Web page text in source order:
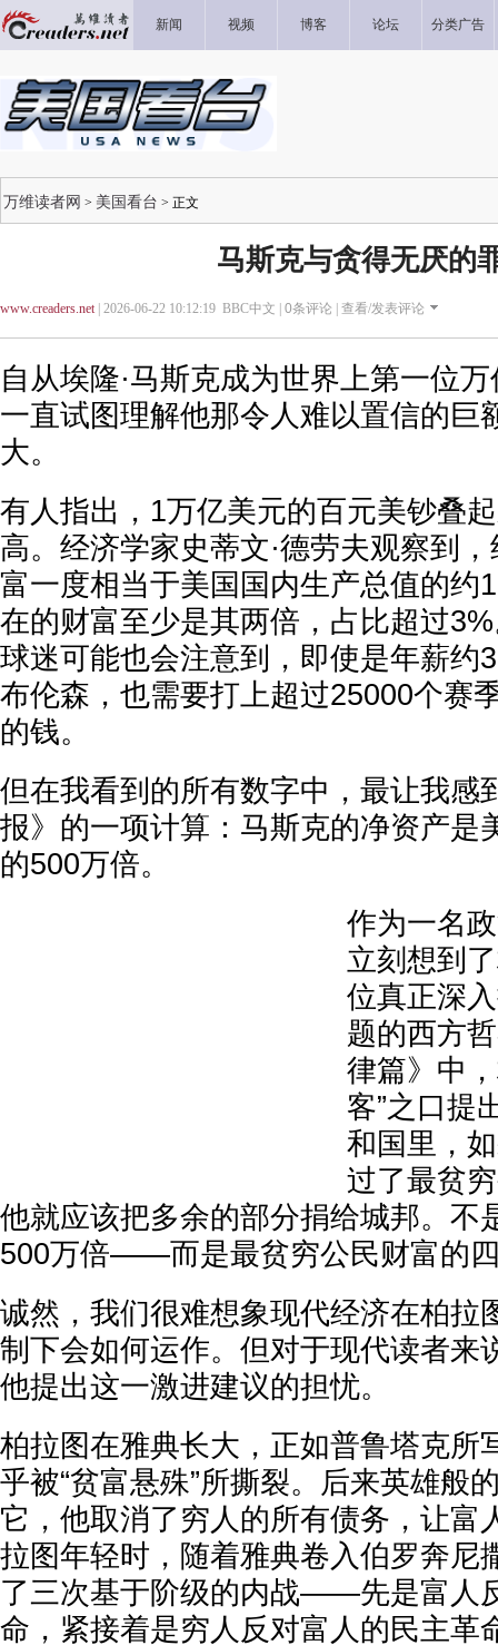
新闻 视频 博客 论坛 分类广告
万维读者网 > 美国看台 > 正文
马斯克与贪得无厌的
www.creaders.net| 2026-06-22 10:12:19 BBC中文 | 0条评论 | 查看/发表评论
自从埃隆·马斯克成为世界上第一位
一直试图理解他那令人难以置信的巨
大。
有人指出，1万亿美元的百元美钞叠
高。经济学家史蒂文·德劳夫观察到
富一度相当于美国国内生产总值的约
在的财富至少是其两倍，占比超过
球迷可能也会注意到，即使是年薪约
布伦森，也需要打上超过25000个赛
的钱。
但在我看到的所有数字中，最让我感
报》的一项计算：马斯克的净资产是
的500万倍。
作为一名
立刻想到
位真正深
题的西方
律篇》中
客”之口提
和国里，
过了最贫
他就应该把多余的部分捐给城邦。不
500万倍——而是最贫穷公民财富的
诚然，我们很难想象现代经济在柏拉
制下会如何运作。但对于现代读者来
他提出这一激进建议的担忧。
柏拉图在雅典长大，正如普鲁塔克所
乎被“贫富悬殊”所撕裂。后来英雄般
它，他取消了穷人的所有债务，让富
拉图年轻时，随着雅典卷入伯罗奔尼
了三次基于阶级的内战——先是富人
命，紧接着是穷人反对富人的民主革